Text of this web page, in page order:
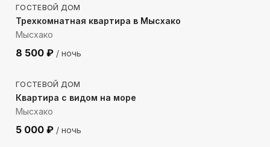
ГОСТЕВОЙ ДОМ
Трехкомнатная квартира в Мысхако
Мысхако
8 500 ₽ / ночь
73 м до моря
ГОСТЕВОЙ ДОМ
Квартира с видом на море
Мысхако
5 000 ₽ / ночь
411 м до моря